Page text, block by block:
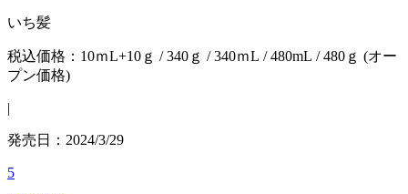
いち髪
税込価格：10ｍL+10ｇ / 340ｇ / 340ｍL / 480mL / 480ｇ (オー
プン価格)
|
発売日：2024/3/29
5